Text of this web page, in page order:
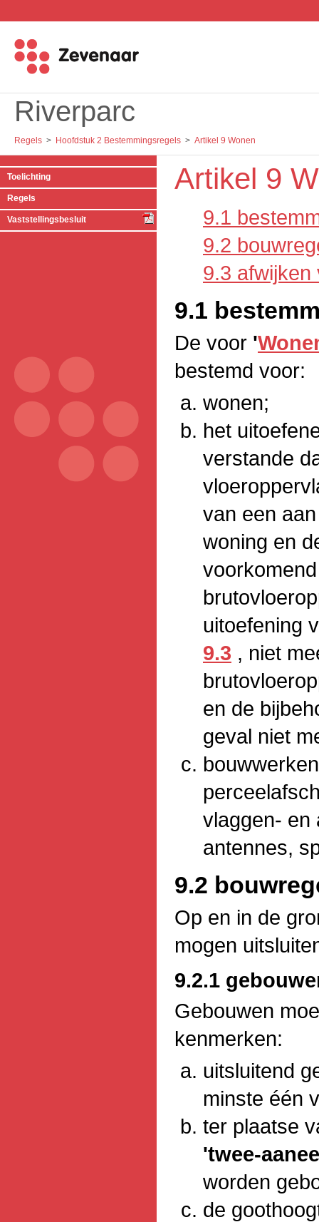
Riverparc
Regels Hoofdstuk 2 Bestemmingsregels Artikel 9 Wonen
Toelichting
Regels
Vaststellingsbesluit
Artikel 9
9.1
9.2
9.3 afwijken
9.1
De voor '
bestemd voor:
wonen;
het
verstande
van een
woning en
uitoefening
9.3 , niet
en de
geval niet
vlaggen- en
antennes,
9.2
Op en in de
mogen
9.2.1
Gebouwen
kenmerken:
uitsluitend
minste één
ter plaatse
'twee-
worden
de